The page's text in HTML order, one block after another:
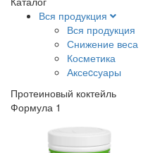
Вся продукция
Вся продукция
Снижение веса
Косметика
Аксеcсуары
Протеиновый коктейль
Формула 1